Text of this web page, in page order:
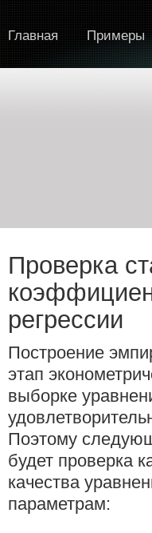
Главная Примеры
Проверка
регрессии
Построение
этап
выборке
Поэтому
будет проверка
качества
параметрам: